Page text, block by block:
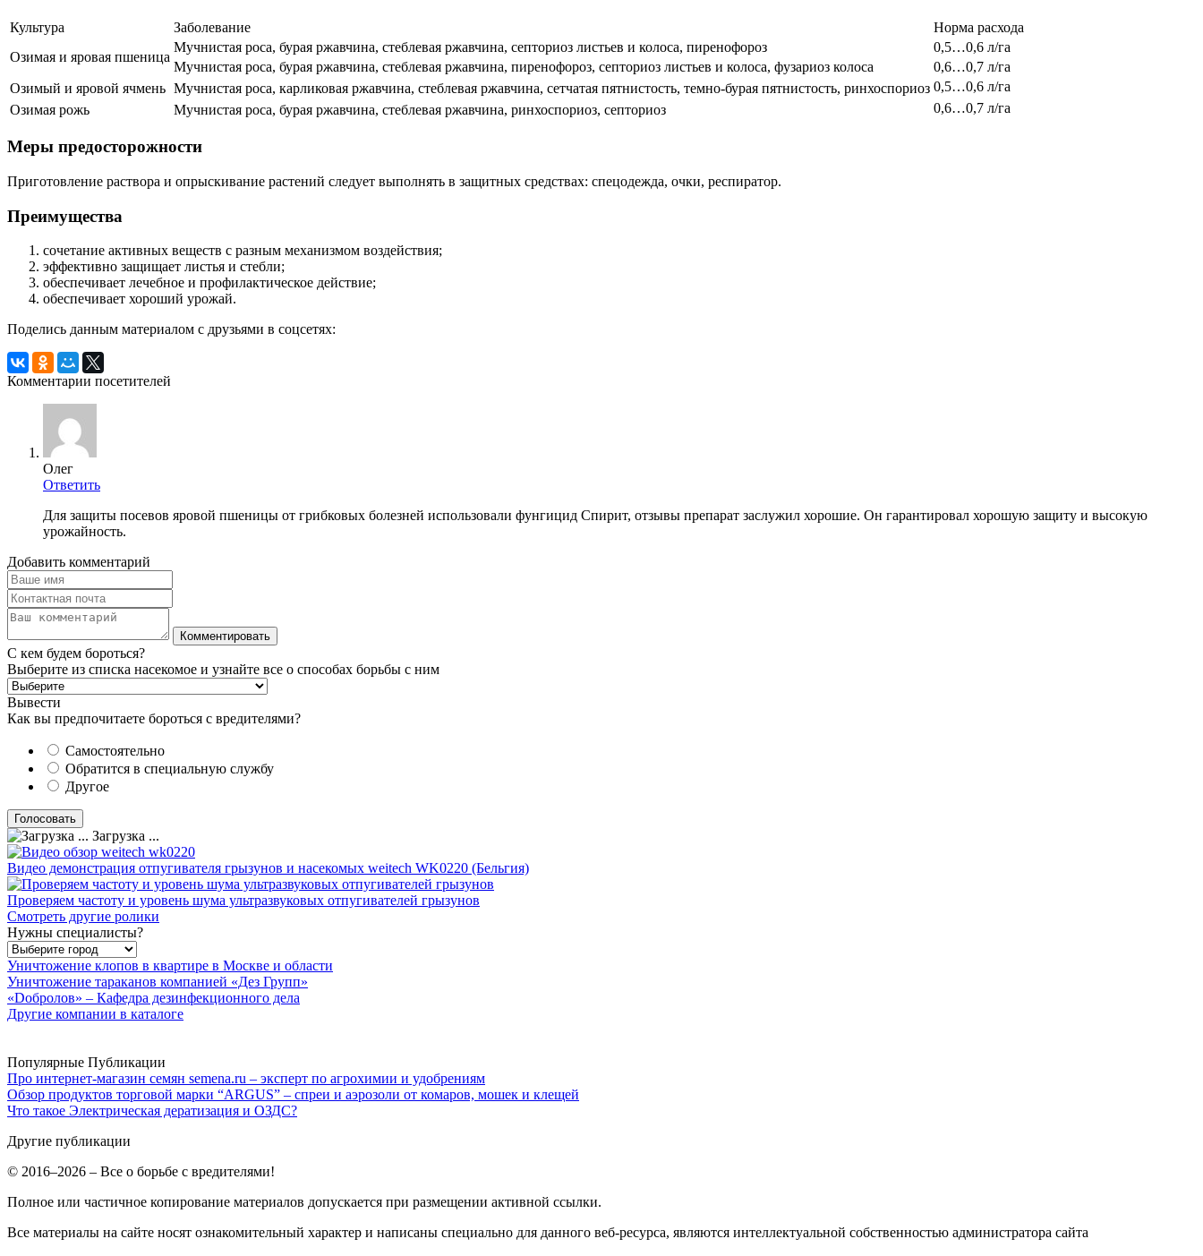
Культура Заболевание
Норма расхода
Озимая и яровая пшеница
Мучнистая роса, бурая ржавчина, стеблевая ржавчина, септориоз листьев и колоса, пиренофороз
0,5…0,6 л/га
Мучнистая роса, бурая ржавчина, стеблевая ржавчина, пиренофороз, септориоз листьев и колоса, фузариоз колоса
0,6…0,7 л/га
Озимый и яровой ячмень Мучнистая роса, карликовая ржавчина, стеблевая ржавчина, сетчатая пятнистость, темно-бурая пятнистость, ринхоспориоз 0,5…0,6 л/га
0,6…0,7 л/га
Озимая рожь Мучнистая роса, бурая ржавчина, стеблевая ржавчина, ринхоспориоз, септориоз
Меры предосторожности
Приготовление раствора и опрыскивание растений следует выполнять в защитных средствах: спецодежда, очки, респиратор.
Преимущества
сочетание активных веществ с разным механизмом воздействия;
эффективно защищает листья и стебли;
обеспечивает лечебное и профилактическое действие;
обеспечивает хороший урожай.
Поделись данным материалом с друзьями в соцсетях:
Комментарии посетителей
Олег
Ответить
Для защиты посевов яровой пшеницы от грибковых болезней использовали фунгицид Спирит, отзывы препарат заслужил хорошие. Он гарантировал хорошую защиту и высокую
урожайность.
Добавить комментарий
С кем будем бороться?
Выберите из списка насекомое и узнайте все о способах борьбы с ним
Вывести
Как вы предпочитаете бороться с вредителями?
Самостоятельно
Обратится в специальную службу
Другое
Загрузка ...
Видео демонстрация отпугивателя грызунов и насекомых weitech WK0220 (Бельгия)
Проверяем частоту и уровень шума ультразвуковых отпугивателей грызунов
Смотреть другие ролики
Нужны специалисты?
Уничтожение клопов в квартире в Москве и области
Уничтожение тараканов компанией «Дез Групп»
«Dобролов» – Кафедра дезинфекционного дела
Другие компании в каталоге
Популярные Публикации
Про интернет-магазин семян semena.ru – эксперт по агрохимии и удобрениям
Обзор продуктов торговой марки “ARGUS” – спреи и аэрозоли от комаров, мошек и клещей
Что такое Электрическая дератизация и ОЗДС?
Другие публикации
© 2016–2026 – Все о борьбе с вредителями!
Полное или частичное копирование материалов допускается при размещении активной ссылки.
Все материалы на сайте носят ознакомительный характер и написаны специально для данного веб-ресурса, являются интеллектуальной собственностью администратора сайта